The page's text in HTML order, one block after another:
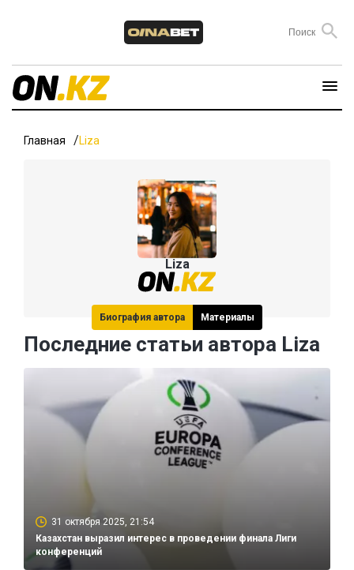
Главная Liza
Liza
Биография автора Материалы
Последние статьи автора Liza
31 октября 2025, 21:54
Казахстан выразил интерес в проведении финала Лиги
конференций